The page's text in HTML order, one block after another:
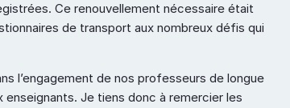
Ce renouvellement nécessaire était
de transport aux nombreux défis qui
l’engagement de nos professeurs de longue
enseignants. Je tiens donc à remercier les